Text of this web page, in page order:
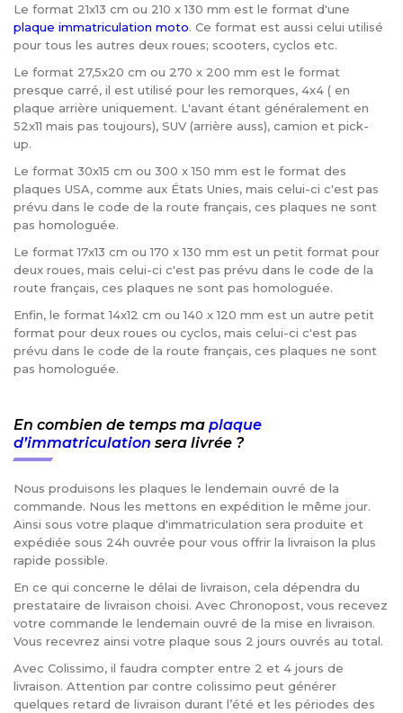
Le format 21x13 cm ou 210 x 130 mm est le format d'une
plaque immatriculation moto. Ce format est aussi celui utilisé
pour tous les autres deux roues; scooters, cyclos etc.
Le format 27,5x20 cm ou 270 x 200 mm est le format
presque carré, il est utilisé pour les remorques, 4x4 ( en
plaque arrière uniquement. L'avant étant généralement en
52x11 mais pas toujours), SUV (arrière auss), camion et pick-
up.
Le format 30x15 cm ou 300 x 150 mm est le format des
plaques USA, comme aux États Unies, mais celui-ci c'est pas
prévu dans le code de la route français, ces plaques ne sont
pas homologuée.
Le format 17x13 cm ou 170 x 130 mm est un petit format pour
deux roues, mais celui-ci c'est pas prévu dans le code de la
route français, ces plaques ne sont pas homologuée.
Enfin, le format 14x12 cm ou 140 x 120 mm est un autre petit
format pour deux roues ou cyclos, mais celui-ci c'est pas
prévu dans le code de la route français, ces plaques ne sont
pas homologuée.
En combien de temps ma plaque
d’immatriculation sera livrée ?
Nous produisons les plaques le lendemain ouvré de la
commande. Nous les mettons en expédition le même jour.
Ainsi sous votre plaque d'immatriculation sera produite et
expédiée sous 24h ouvrée pour vous offrir la livraison la plus
rapide possible.
En ce qui concerne le délai de livraison, cela dépendra du
prestataire de livraison choisi. Avec Chronopost, vous recevez
votre commande le lendemain ouvré de la mise en livraison.
Vous recevrez ainsi votre plaque sous 2 jours ouvrés au total.
Avec Colissimo, il faudra compter entre 2 et 4 jours de
livraison. Attention par contre colissimo peut générer
quelques retard de livraison durant l’été et les périodes des